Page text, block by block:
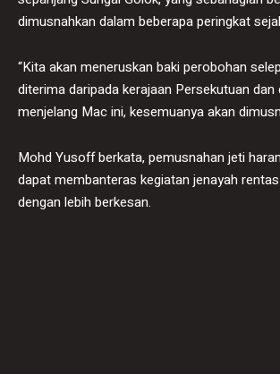
dimusnahkan dalam beberapa peringkat
“Kita akan meneruskan baki perobohan
diterima daripada kerajaan Persekutuan dan
menjelang Mac ini, kesemuanya akan
Mohd Yusoff berkata, pemusnahan jeti
dapat membanteras kegiatan jenayah
dengan lebih berkesan.